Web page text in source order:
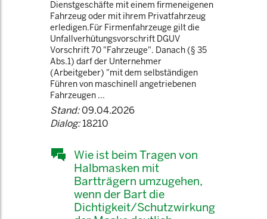
Dienstgeschäfte mit einem firmeneigenen
Fahrzeug oder mit ihrem Privatfahrzeug
erledigen.Für Firmenfahrzeuge gilt die
Unfallverhütungsvorschrift DGUV
Vorschrift 70 "Fahrzeuge". Danach (§ 35
Abs.1) darf der Unternehmer
(Arbeitgeber) "mit dem selbständigen
Führen von maschinell angetriebenen
Fahrzeugen ...
Stand:09.04.2026
Dialog:18210
Wie ist beim Tragen von
Halbmasken mit
Bartträgern umzugehen,
wenn der Bart die
Dichtigkeit/Schutzwirkung